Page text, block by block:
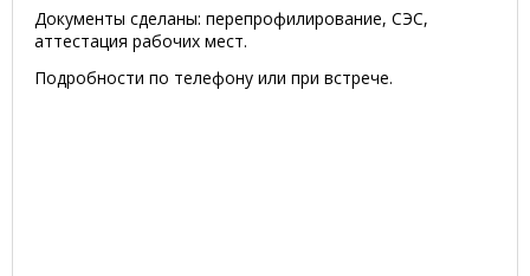
Документы сделаны: перепрофилирование, СЭС,
аттестация рабочих мест.
Подробности по телефону или при встрече.